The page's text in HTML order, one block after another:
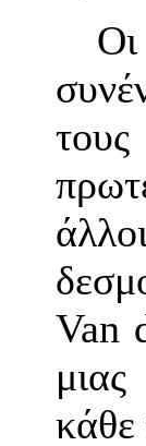
Οι
Van
κάθε